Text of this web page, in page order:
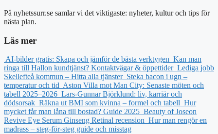
På nyhetssurr.se samlar vi det viktigaste: nyheter, kultur och tips för
nästa plan.
Läs mer
AI-bilder gratis: Skapa och jämför de bästa verktygen Kan man
ringa till Hallon kundtjänst? Kontaktvägar & öppettider Lediga jobb
Skellefteå kommun – Hitta alla tjänster Steka bacon i ugn –
temperatur och tid Aston Villa mot Man City: Senaste möten och
tabell 2025–2026 Lars-Gunnar Björklund: liv, karriär och
dödsorsak Räkna ut BMI som kvinna – formel och tabell Hur
mycket får man låna till bostad? Guide 2025 Beauty of Joseon
Revive Eye Serum Ginseng Retinal recension Hur man rengör en
madrass – steg-för-steg guide och misstag